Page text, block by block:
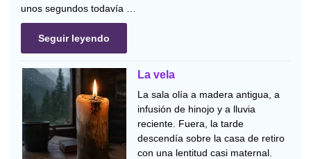
unos segundos todavía …
Seguir leyendo
La vela
La sala olía a madera antigua, a
infusión de hinojo y a lluvia
reciente. Fuera, la tarde
descendía sobre la casa de retiro
con una lentitud casi maternal.